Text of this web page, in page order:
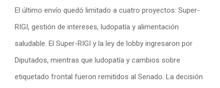
El último envío quedó limitado a cuatro proyectos: Super-
RIGI, gestión de intereses, ludopatía y alimentación
saludable. El Super-RIGI y la ley de lobby ingresaron por
Diputados, mientras que ludopatía y cambios sobre
etiquetado frontal fueron remitidos al Senado. La decisión